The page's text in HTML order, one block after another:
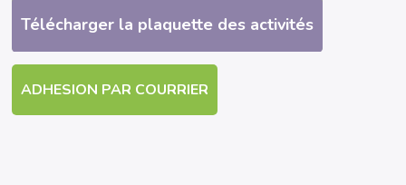
Télécharger la plaquette des activités
ADHESION PAR COURRIER